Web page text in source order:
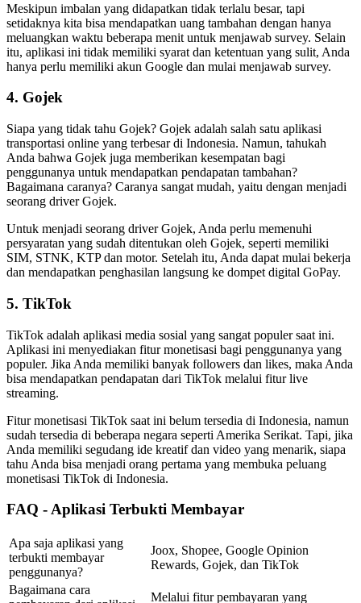
Meskipun imbalan yang didapatkan tidak terlalu besar, tapi
setidaknya kita bisa mendapatkan uang tambahan dengan hanya
meluangkan waktu beberapa menit untuk menjawab survey. Selain
itu, aplikasi ini tidak memiliki syarat dan ketentuan yang sulit, Anda
hanya perlu memiliki akun Google dan mulai menjawab survey.
4. Gojek
Siapa yang tidak tahu Gojek? Gojek adalah salah satu aplikasi
transportasi online yang terbesar di Indonesia. Namun, tahukah
Anda bahwa Gojek juga memberikan kesempatan bagi
penggunanya untuk mendapatkan pendapatan tambahan?
Bagaimana caranya? Caranya sangat mudah, yaitu dengan menjadi
seorang driver Gojek.
Untuk menjadi seorang driver Gojek, Anda perlu memenuhi
persyaratan yang sudah ditentukan oleh Gojek, seperti memiliki
SIM, STNK, KTP dan motor. Setelah itu, Anda dapat mulai bekerja
dan mendapatkan penghasilan langsung ke dompet digital GoPay.
5. TikTok
TikTok adalah aplikasi media sosial yang sangat populer saat ini.
Aplikasi ini menyediakan fitur monetisasi bagi penggunanya yang
populer. Jika Anda memiliki banyak followers dan likes, maka Anda
bisa mendapatkan pendapatan dari TikTok melalui fitur live
streaming.
Fitur monetisasi TikTok saat ini belum tersedia di Indonesia, namun
sudah tersedia di beberapa negara seperti Amerika Serikat. Tapi, jika
Anda memiliki segudang ide kreatif dan video yang menarik, siapa
tahu Anda bisa menjadi orang pertama yang membuka peluang
monetisasi TikTok di Indonesia.
FAQ - Aplikasi Terbukti Membayar
Apa saja aplikasi yang
terbukti membayar
penggunanya?
Joox, Shopee, Google Opinion
Rewards, Gojek, dan TikTok
Bagaimana cara
Melalui fitur pembayaran yang